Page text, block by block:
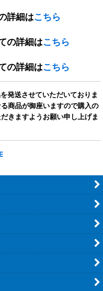
詳細はこちら
の詳細はこちら
の詳細はこちら
発送させていただいておりま
商品が御座いますので購入の
きますようお願い申し上げま